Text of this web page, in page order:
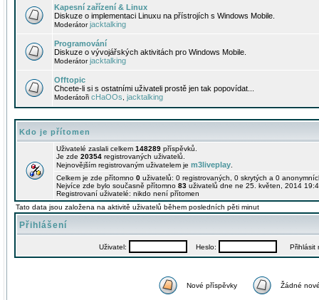
Kapesní zařízení & Linux
Diskuze o implementaci Linuxu na přístrojích s Windows Mobile.
Moderátorjacktalking
Programování
Diskuze o vývojářských aktivitách pro Windows Mobile.
Moderátorjacktalking
Offtopic
Chcete-li si s ostatními uživateli prostě jen tak popovídat...
Moderátoři cHaOOs jacktalking
Kdo je přítomen
Uživatelé zaslali celkem 148289 příspěvků.
Je zde 20354 registrovaných uživatelů.
Nejnovějším registrovaným uživatelem je m3liveplay
Celkem je zde přítomno 0 uživatelů: 0 registrovaných, 0 skrytých a 0
Nejvíce zde bylo současně přítomno 83 uživatelů dne ne 25. květen, 2014
Registrovaní uživatelé: nikdo není přítomen
Tato data jsou založena na aktivitě uživatelů během posledních pěti minut
Přihlášení
Uživatel: Heslo: Přihlásit
Nové příspěvky Žádné